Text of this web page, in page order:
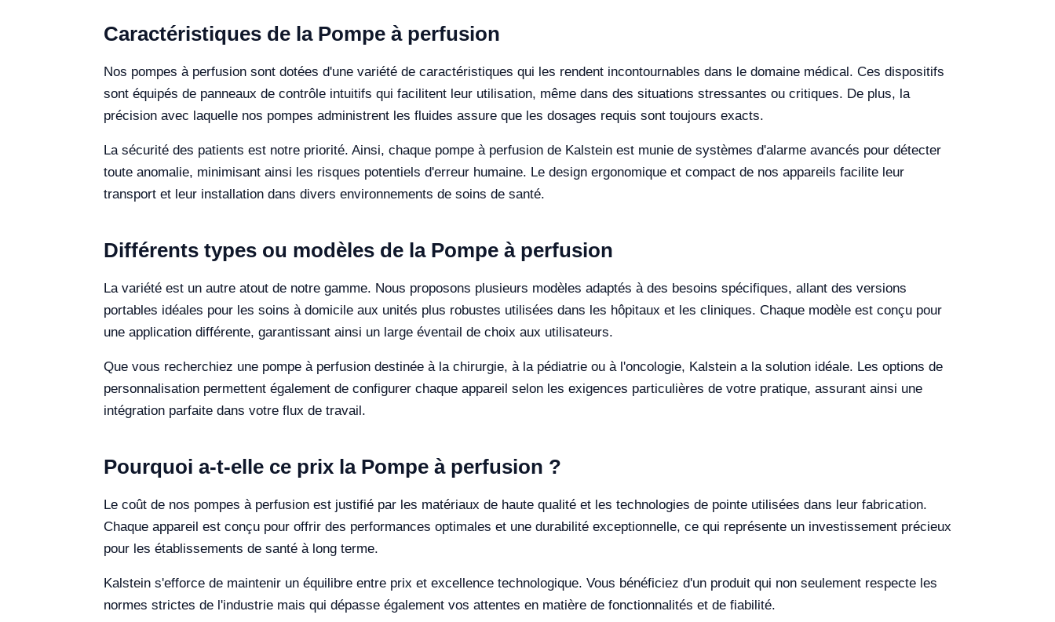
Caractéristiques de la Pompe à perfusion
Nos pompes à perfusion sont dotées d'une variété de caractéristiques qui les rendent incontournables dans le domaine médical. Ces dispositifs
sont équipés de panneaux de contrôle intuitifs qui facilitent leur utilisation, même dans des situations stressantes ou critiques. De plus, la
précision avec laquelle nos pompes administrent les fluides assure que les dosages requis sont toujours exacts.
La sécurité des patients est notre priorité. Ainsi, chaque pompe à perfusion de Kalstein est munie de systèmes d'alarme avancés pour détecter
toute anomalie, minimisant ainsi les risques potentiels d'erreur humaine. Le design ergonomique et compact de nos appareils facilite leur
transport et leur installation dans divers environnements de soins de santé.
Différents types ou modèles de la Pompe à perfusion
La variété est un autre atout de notre gamme. Nous proposons plusieurs modèles adaptés à des besoins spécifiques, allant des versions
portables idéales pour les soins à domicile aux unités plus robustes utilisées dans les hôpitaux et les cliniques. Chaque modèle est conçu pour
une application différente, garantissant ainsi un large éventail de choix aux utilisateurs.
Que vous recherchiez une pompe à perfusion destinée à la chirurgie, à la pédiatrie ou à l'oncologie, Kalstein a la solution idéale. Les options de
personnalisation permettent également de configurer chaque appareil selon les exigences particulières de votre pratique, assurant ainsi une
intégration parfaite dans votre flux de travail.
Pourquoi a-t-elle ce prix la Pompe à perfusion ?
Le coût de nos pompes à perfusion est justifié par les matériaux de haute qualité et les technologies de pointe utilisées dans leur fabrication.
Chaque appareil est conçu pour offrir des performances optimales et une durabilité exceptionnelle, ce qui représente un investissement précieux
pour les établissements de santé à long terme.
Kalstein s'efforce de maintenir un équilibre entre prix et excellence technologique. Vous bénéficiez d'un produit qui non seulement respecte les
normes strictes de l'industrie mais qui dépasse également vos attentes en matière de fonctionnalités et de fiabilité.